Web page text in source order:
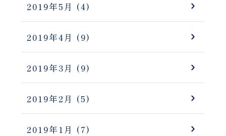
2019年5月 (4)
2019年4月 (9)
2019年3月 (9)
2019年2月 (5)
2019年1月 (7)